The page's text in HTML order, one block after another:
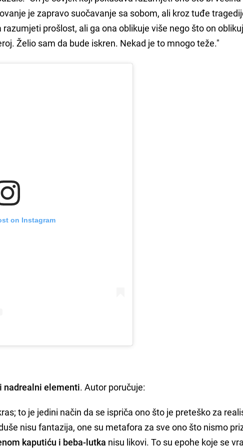
je zapravo suočavanje sa sobom, ali kroz tuđe
prošlost, ali ga ona oblikuje više nego što on
Želio sam da bude iskren. Nekad je to mnogo teže."
on Instagram
nadrealni elementi. Autor poručuje:
to je jedini način da se ispriča ono što je preteško za
nisu fantazija, one su metafora za sve ono što nismo
kaputiću i beba-lutka nisu likovi. To su epohe koje se